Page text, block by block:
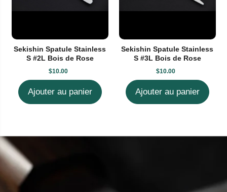
Sekishin Spatule Stainless
S #2L Bois de Rose
$10.00
Ajouter au panier
Sekishin Spatule Stainless
S #3L Bois de Rose
$10.00
Ajouter au panier